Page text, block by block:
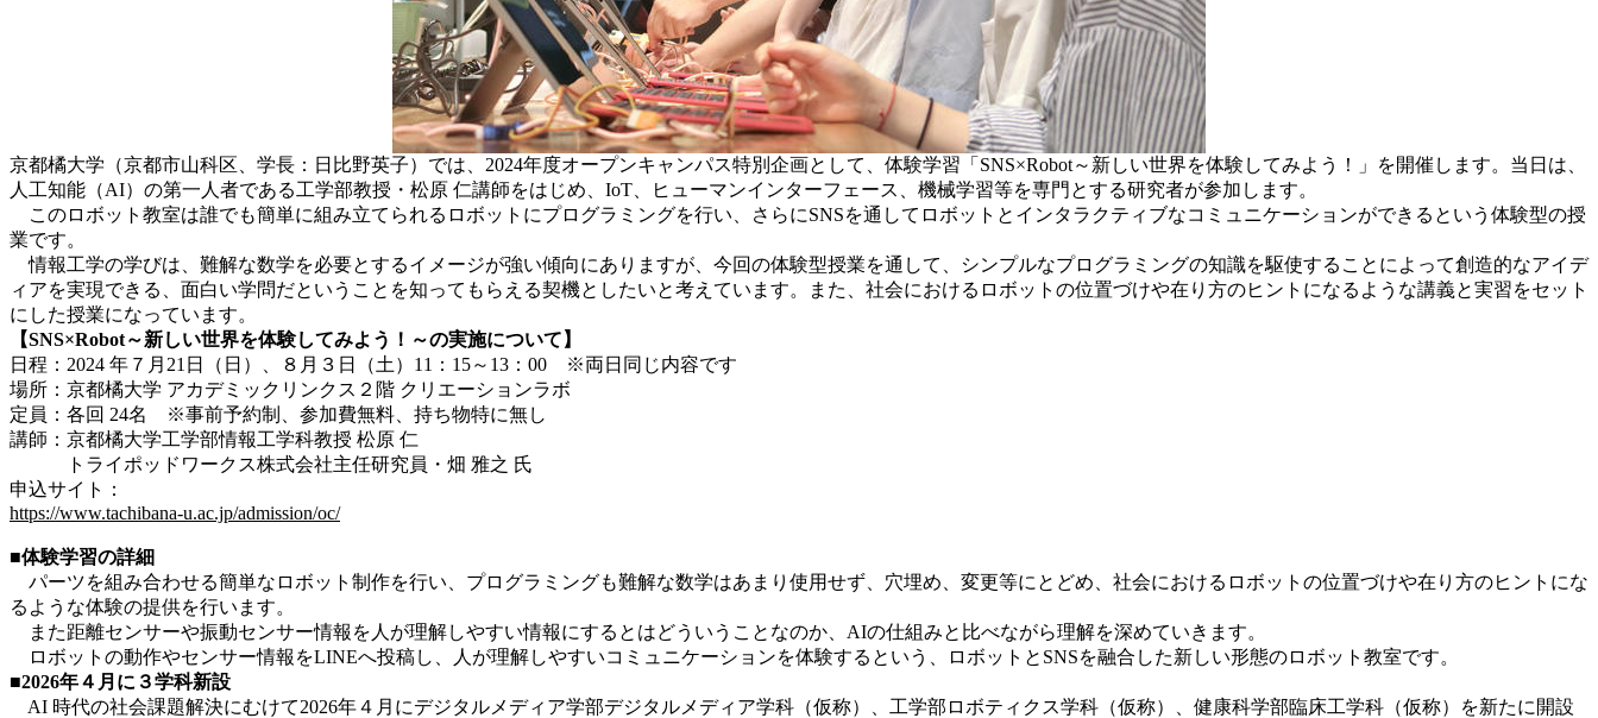
京都橘大学（京都市山科区、学長：日比野英子）では、2024年度オープンキャンパス特別企画として、体験学習「SNS×Robot～新しい世界を体験してみよう！」を開催します。当日は、
人工知能（AI）の第一人者である工学部教授・松原 仁講師をはじめ、IoT、ヒューマンインターフェース、機械学習等を専門とする研究者が参加します。
このロボット教室は誰でも簡単に組み立てられるロボットにプログラミングを行い、さらにSNSを通してロボットとインタラクティブなコミュニケーションができるという体験型の授
業です。
情報工学の学びは、難解な数学を必要とするイメージが強い傾向にありますが、今回の体験型授業を通して、シンプルなプログラミングの知識を駆使することによって創造的なアイデ
ィアを実現できる、面白い学問だということを知ってもらえる契機としたいと考えています。また、社会におけるロボットの位置づけや在り方のヒントになるような講義と実習をセット
にした授業になっています。
【SNS×Robot～新しい世界を体験してみよう！～の実施について】
日程：2024 年７月21日（日）、８月３日（土）11：15～13：00 ※両日同じ内容です
場所：京都橘大学 アカデミックリンクス２階 クリエーションラボ
定員：各回 24名 ※事前予約制、参加費無料、持ち物特に無し
講師：京都橘大学工学部情報工学科教授 松原 仁
トライポッドワークス株式会社主任研究員・畑 雅之 氏
申込サイト
：
https://www.tachibana-u.ac.jp/admission/oc/
■体験学習の詳細
パーツを組み合わせる簡単なロボット制作を行い、プログラミングも難解な数学はあまり使用せず、穴埋め、変更等にとどめ、社会におけるロボットの位置づけや在り方のヒントにな
るような体験の提供を行います。
また距離センサーや振動センサー情報を人が理解しやすい情報にするとはどういうことなのか、AIの仕組みと比べながら理解を深めていきます。
ロボットの動作やセンサー情報をLINEへ投稿し、人が理解しやすいコミュニケーションを体験するという、ロボットとSNSを融合した新しい形態のロボット教室です。
■2026年４月に３学科新設
AI 時代の社会課題解決にむけて2026年４月にデジタルメディア学部デジタルメディア学科（仮称）、工学部ロボティクス学科（仮称）、健康科学部臨床工学科（仮称）を新たに開設